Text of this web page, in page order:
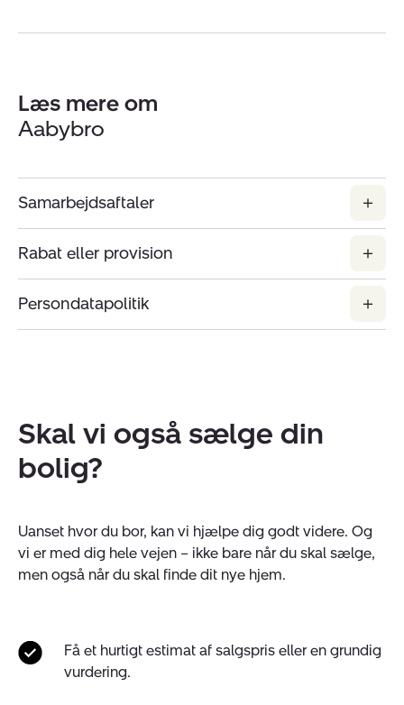
Læs mere om
Aabybro
Samarbejdsaftaler
Rabat eller provision
Persondatapolitik
Skal vi også sælge din
bolig?
Uanset hvor du bor, kan vi hjælpe dig godt videre. Og
vi er med dig hele vejen – ikke bare når du skal sælge,
men også når du skal finde dit nye hjem.
Få et hurtigt estimat af salgspris eller en grundig
vurdering.